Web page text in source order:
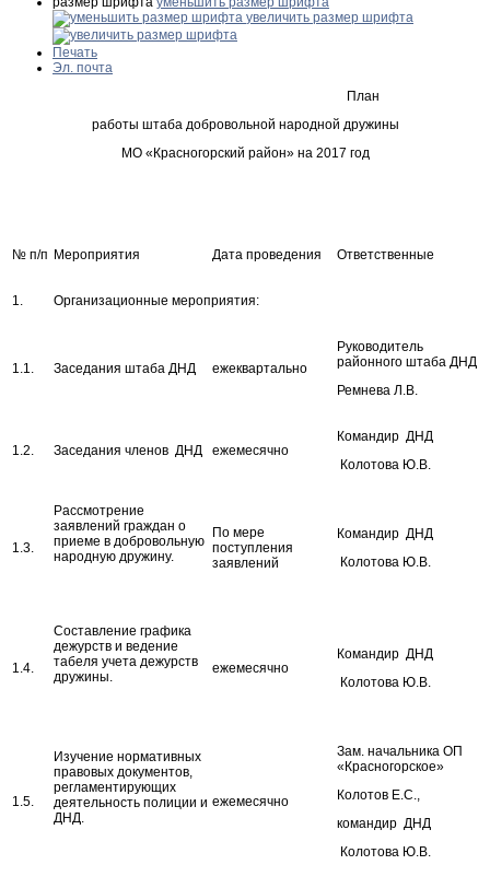
увеличить размер шрифта
Печать
Эл. почта
План
работы штаба добровольной народной дружины
МО «Красногорский район» на 2017 год
№ п/п Мероприятия Дата проведения Ответственные
1. Организационные мероприятия:
1.1. Заседания штаба ДНД ежеквартально
Руководитель
районного штаба ДНД
Ремнева Л.В.
1.2. Заседания членов ДНД ежемесячно
Командир ДНД
Колотова Ю.В.
1.3.
Рассмотрение
заявлений граждан о
приеме в добровольную
народную дружину.
По мере
поступления
заявлений
Командир ДНД
Колотова Ю.В.
1.4.
Составление графика
дежурств и ведение
табеля учета дежурств
дружины.
ежемесячно
Командир ДНД
Колотова Ю.В.
1.5.
Изучение нормативных
правовых документов,
регламентирующих
деятельность полиции и
ДНД.
ежемесячно
Зам. начальника ОП
«Красногорское»
Колотов Е.С.,
командир ДНД
Колотова Ю.В.